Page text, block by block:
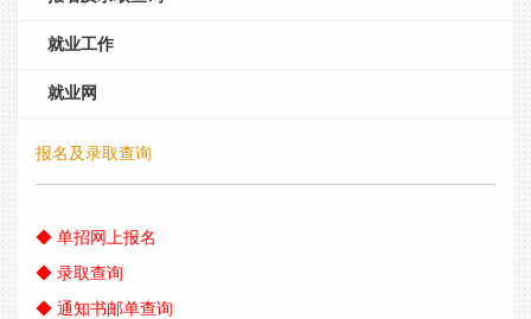
就业工作
就业网
报名及录取查询
◆ 单招网上报名
◆ 录取查询
◆ 通知书邮单查询